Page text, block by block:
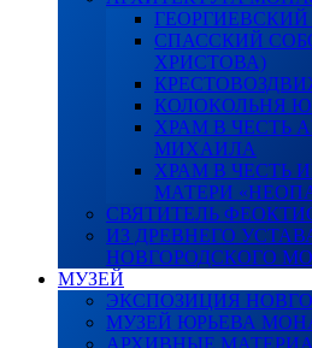
СПАССКИЙ
ХРИСТОВА)
КОЛОКОЛЬНЯ
ХРАМ В ЧЕСТЬ
МИХАИЛА
ХРАМ В ЧЕСТЬ
МАТЕРИ
СВЯТИТЕЛЬ
ИЗ ДРЕВНЕГО
НОВГОРОДСКОГО
МУЗЕЙ
ЭКСПОЗИЦИЯ
МУЗЕЙ ЮРЬЕВА
АРХИВНЫЕ